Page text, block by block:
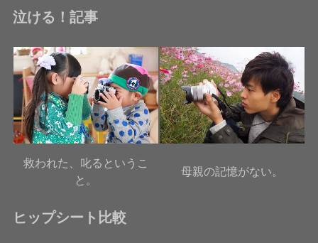
泣ける！記事
救われた、叱るというこ
と。
母親の記憶がない。
ヒップシート比較